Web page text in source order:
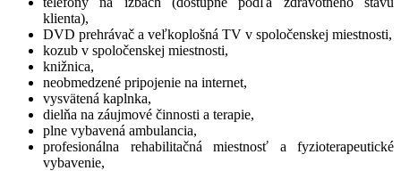
klienta),
DVD prehrávač a veľkoplošná TV v spoločenskej miestnosti,
kozub v spoločenskej miestnosti,
knižnica,
neobmedzené pripojenie na internet,
vysvätená kaplnka,
dielňa na záujmové činnosti a terapie,
plne vybavená ambulancia,
profesionálna rehabilitačná miestnosť a fyzioterapeutické
vybavenie,